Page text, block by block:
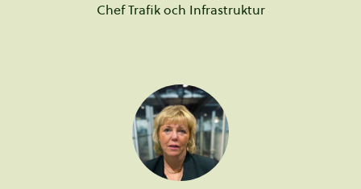
Chef Trafik och Infrastruktur